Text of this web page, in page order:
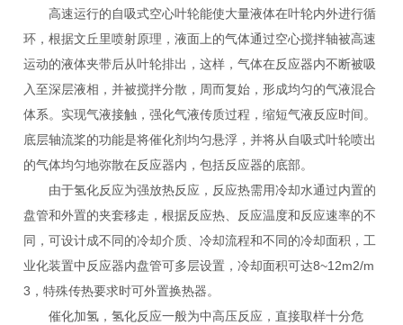
高速运行的自吸式空心叶轮能使大量液体在叶轮内外进行循
环，根据文丘里喷射原理，液面上的气体通过空心搅拌轴被高速
运动的液体夹带后从叶轮排出，这样，气体在反应器内不断被吸
入至深层液相，并被搅拌分散，周而复始，形成均匀的气液混合
体系。实现气液接触，强化气液传质过程，缩短气液反应时间。
底层轴流桨的功能是将催化剂均匀悬浮，并将从自吸式叶轮喷出
的气体均匀地弥散在反应器内，包括反应器的底部。
由于氢化反应为强放热反应，反应热需用冷却水通过内置的
盘管和外置的夹套移走，根据反应热、反应温度和反应速率的不
同，可设计成不同的冷却介质、冷却流程和不同的冷却面积，工
业化装置中反应器内盘管可多层设置，冷却面积可达8~12m2/m
3，特殊传热要求时可外置换热器。
催化加氢，氢化反应一般为中高压反应，直接取样十分危